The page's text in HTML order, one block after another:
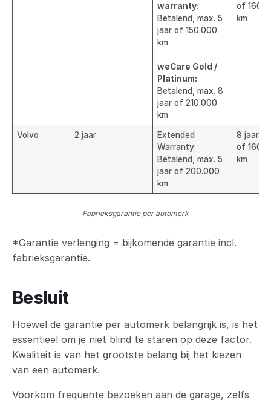
warranty:
Betalend, max. 5
jaar of 150.000
km
weCare Gold /
Platinum:
Betalend, max. 8
jaar of 210.000
km
of
km
Volvo 2 jaar
Extended
Warranty:
Betalend, max. 5
jaar of 200.000
km
8 jaar
of
km
Fabrieksgarantie per automerk
*Garantie verlenging = bijkomende garantie incl.
fabrieksgarantie.
Besluit
Hoewel de garantie per automerk belangrijk is, is het
essentieel om je niet blind te staren op deze factor.
Kwaliteit is van het grootste belang bij het kiezen
van een automerk.
Voorkom frequente bezoeken aan de garage, zelfs